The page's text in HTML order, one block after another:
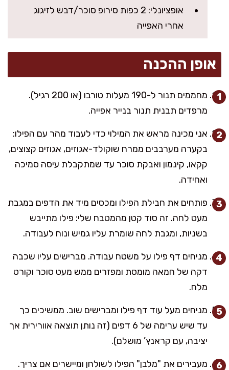
אופציונלי: 2 כפות סירופ סוכר/דבש לזיגוג
אחרי האפייה
אופן ההכנה
מחממים תנור ל-190 מעלות טורבו (או 200 רגיל).
מרפדים תבנית תנור בנייר אפייה.
אני מכינה מראש את המילוי כדי לעבוד מהר עם הפילו:
בקערה מערבבים ממרח שוקולד-אגוזים, אגוזים קצוצים,
קקאו, קינמון ואבקת סוכר עד שמתקבלת עיסה סמיכה
ואחידה.
פותחים את חבילת הפילו ומכסים מיד את הדפים במגבת
מעט לחה. זה סוד קטן מהמטבח שלי: פילו מתייבש
בשניות, ומגבת לחה שומרת עליו גמיש ונוח לעבודה.
מניחים דף פילו על משטח עבודה. מברישים עליו שכבה
דקה של חמאה מומסת ומפזרים ממש מעט סוכר וקורט
מלח.
מניחים מעל עוד דף פילו ומברישים שוב. ממשיכים כך
עד שיש ערימה של 6 דפים (זה נותן תוצאה אוורירית אך
יציבה, עם קראנץ’ מושלם).
מעבירים את "מלבן" הפילו לשולחן ומיישרים אם צריך.